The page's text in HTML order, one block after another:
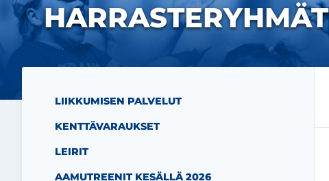
HARRASTERYHMÄT
LIIKKUMISEN PALVELUT
KENTTÄVARAUKSET
LEIRIT
AAMUTREENIT KESÄLLÄ 2026